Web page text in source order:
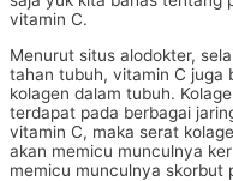
vitamin C.
Menurut situs alodokter,
tahan tubuh, vitamin C juga
kolagen dalam tubuh.
terdapat pada berbagai
vitamin C, maka serat
akan memicu munculnya
memicu munculnya skorbut